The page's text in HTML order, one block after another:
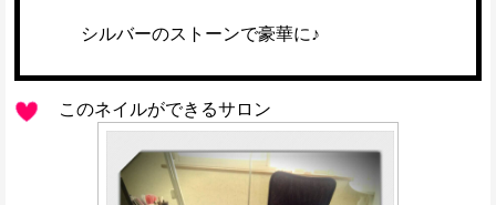
シルバーのストーンで豪華に♪
このネイルができるサロン